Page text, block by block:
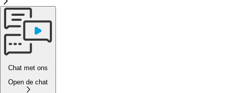
Chat met ons
Open de chat